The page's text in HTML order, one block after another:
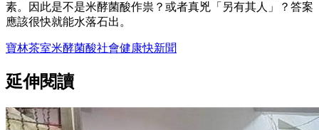
素。因此是不是米酵菌酸作祟？或者真兇「另有其人」？答案
應該很快就能水落石出。
寶林茶室米酵菌酸社會健康快新聞
延伸閱讀